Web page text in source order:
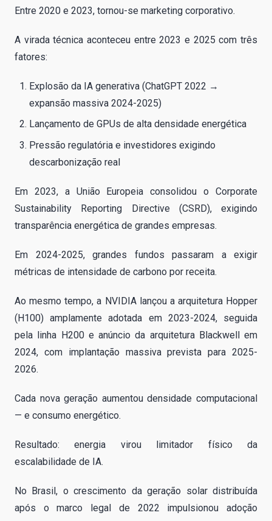
Entre 2020 e 2023, tornou-se marketing corporativo.
A virada técnica aconteceu entre 2023 e 2025 com três
fatores:
Explosão da IA generativa (ChatGPT 2022 →
expansão massiva 2024-2025)
Lançamento de GPUs de alta densidade energética
Pressão regulatória e investidores exigindo
descarbonização real
Em 2023, a União Europeia consolidou o Corporate
Sustainability Reporting Directive (CSRD), exigindo
transparência energética de grandes empresas.
Em 2024-2025, grandes fundos passaram a exigir
métricas de intensidade de carbono por receita.
Ao mesmo tempo, a NVIDIA lançou a arquitetura Hopper
(H100) amplamente adotada em 2023-2024, seguida
pela linha H200 e anúncio da arquitetura Blackwell em
2024, com implantação massiva prevista para 2025-
2026.
Cada nova geração aumentou densidade computacional
— e consumo energético.
Resultado: energia virou limitador físico da
escalabilidade de IA.
No Brasil, o crescimento da geração solar distribuída
após o marco legal de 2022 impulsionou adoção